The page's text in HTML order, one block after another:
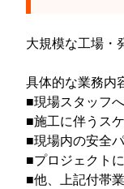
大規模な工場・
具体的な業務内
■現場スタッフ
■施工に伴うス
■現場内の安全
■プロジェクト
■他、上記付帯